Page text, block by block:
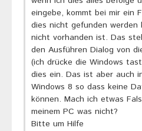
eingebe, kommt bei mir ein
dies nicht gefunden
nicht vorhanden ist. Das
den Ausführen Dialog von
(ich drücke die Windows
dies ein. Das ist aber auch
Windows 8 so dass keine
können. Mach ich etwas
meinem PC was nicht?
Bitte um Hilfe